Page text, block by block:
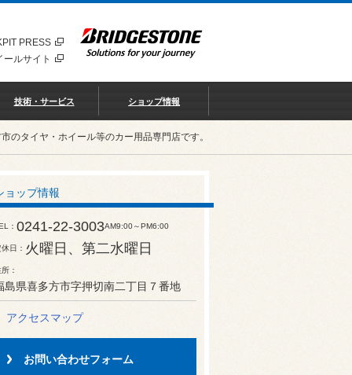
PRESS
ルサイト
技術・サービス ショップ情報
のタイヤ・ホイール等のカー用品専門店です。
ョップ情報
0241-22-3003AM9:00～PM6:00
日 火曜日、第二水曜日
所
島県喜多方市字押切南二丁目７番地
アクセスマップ
お問い合わせフォーム